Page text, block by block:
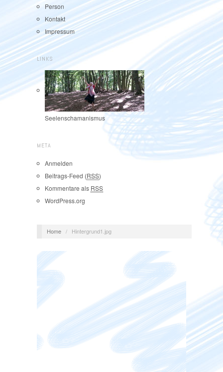
Person
Kontakt
Impressum
LINKS
Seelenschamanismus
META
Anmelden
Beitrags-Feed (RSS)
Kommentare als RSS
WordPress.org
Home / Hintergrund1.jpg